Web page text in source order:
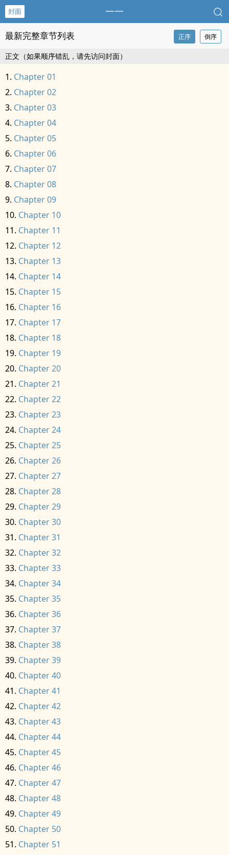
封面 一一
最新完整章节列表 正序 倒序
正文（如果顺序错乱，请先访问封面）
Chapter 01
Chapter 02
Chapter 03
Chapter 04
Chapter 05
Chapter 06
Chapter 07
Chapter 08
Chapter 09
Chapter 10
Chapter 11
Chapter 12
Chapter 13
Chapter 14
Chapter 15
Chapter 16
Chapter 17
Chapter 18
Chapter 19
Chapter 20
Chapter 21
Chapter 22
Chapter 23
Chapter 24
Chapter 25
Chapter 26
Chapter 27
Chapter 28
Chapter 29
Chapter 30
Chapter 31
Chapter 32
Chapter 33
Chapter 34
Chapter 35
Chapter 36
Chapter 37
Chapter 38
Chapter 39
Chapter 40
Chapter 41
Chapter 42
Chapter 43
Chapter 44
Chapter 45
Chapter 46
Chapter 47
Chapter 48
Chapter 49
Chapter 50
Chapter 51